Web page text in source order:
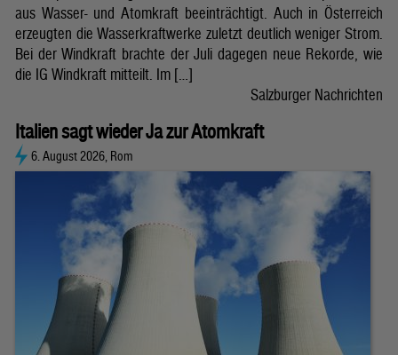
aus Wasser- und Atomkraft beeinträchtigt. Auch in Österreich
erzeugten die Wasserkraftwerke zuletzt deutlich weniger Strom.
Bei der Windkraft brachte der Juli dagegen neue Rekorde, wie
die IG Windkraft mitteilt. Im […]
Salzburger Nachrichten
Italien sagt wieder Ja zur Atomkraft
6. August 2026, Rom